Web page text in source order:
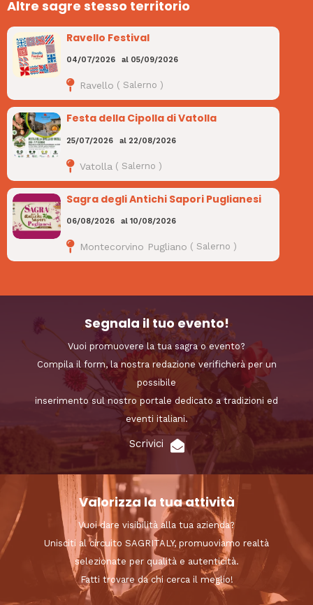
Altre sagre stesso territorio
Ravello Festival
04/07/2026 al 05/09/2026
Ravello ( Salerno )
Festa della Cipolla di Vatolla
25/07/2026 al 22/08/2026
Vatolla ( Salerno )
Sagra degli Antichi Sapori Puglianesi
06/08/2026 al 10/08/2026
Montecorvino Pugliano ( Salerno )
Segnala il tuo evento!
Vuoi promuovere la tua sagra o evento?
Compila il form, la nostra redazione verificherà per un
possibile
inserimento sul nostro portale dedicato a tradizioni ed
eventi italiani.
Scrivici
Valorizza la tua attività
Vuoi dare visibilità alla tua azienda?
Unisciti al circuito SAGRITALY, promuoviamo realtà
selezionate per qualità e autenticità.
Fatti trovare da chi cerca il meglio!